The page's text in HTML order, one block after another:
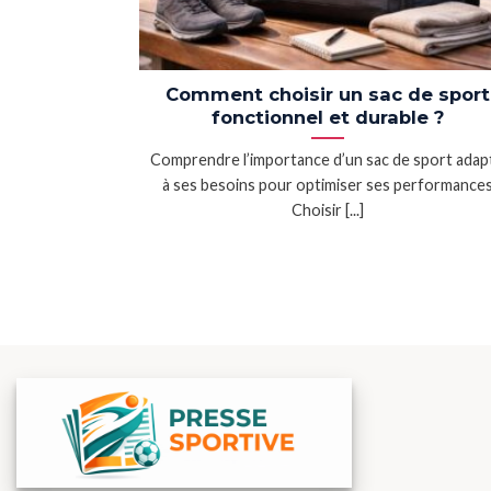
Comment choisir un sac de sport
fonctionnel et durable ?
Comprendre l’importance d’un sac de sport
à ses besoins pour optimiser ses performances
Choisir [...]